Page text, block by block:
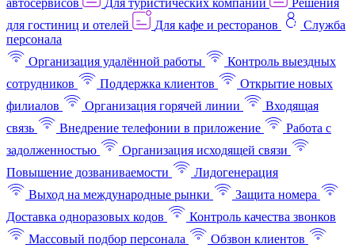
автосервисов
Для туристических компаний
Решения
для гостиниц и отелей
Для кафе и ресторанов
Служба
персонала
Организация удалённой работы
Контроль выездных
сотрудников
Поддержка клиентов
Открытие новых
филиалов
Организация горячей линии
Входящая
связь
Внедрение телефонии в приложение
Работа с
задолженностью
Организация исходящей связи
Повышение дозваниваемости
Лидогенерация
Выход на международные рынки
Защита номера
Доставка одноразовых кодов
Контроль качества звонков
Массовый подбор персонала
Обзвон клиентов